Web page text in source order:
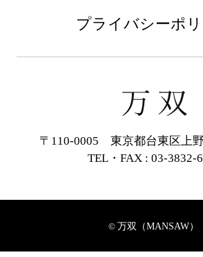
プライバシーポ
〒110-0005 東京都台東区上
TEL・FAX : 03-3832-
© 万双（MANSAW）